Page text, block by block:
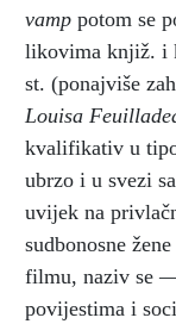
vamp potom se
likovima knjiž. i
st. (ponajviše
Louisa
kvalifikativ u
ubrzo i u svezi
uvijek na
sudbonosne
filmu, naziv se
povijestima i